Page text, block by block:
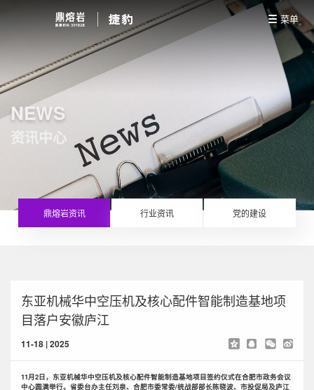
菜单
NEWS
资讯中心
鼎熔岩资讯 行业资讯 党的建设
东亚机械华中空压机及核心配件智能制造基地项
目落户安徽庐江
11-18 | 2025
11月2日，东亚机械华中空压机及核心配件智能制造基地项目签约仪式在合肥市政务会议
中心圆满举行。省委台办主任刘泉、合肥市委常委/统战部部长陈晓波、市投促局及庐江